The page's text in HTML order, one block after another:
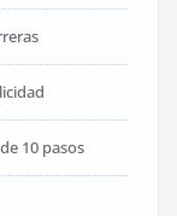
10 pasos